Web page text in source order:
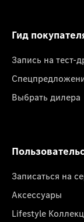
Гид
Запись на тест-
Выбрать дилера
Записаться на
Аксессуары
Lifestyle